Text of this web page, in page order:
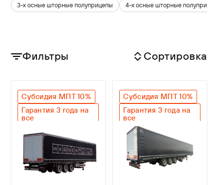
3-х осные шторные полуприцепы 4-х осные шторные
Фильтры Сортировка
Субсидия МПТ 10%
Гарантия 3 года на
все
Оригинальный SAF
Легкий вес
Лучшие габариты
Субсидия МПТ 10%
Гарантия 3 года на
все
Оригинальный SAF
Легкий вес
Лучшие габариты